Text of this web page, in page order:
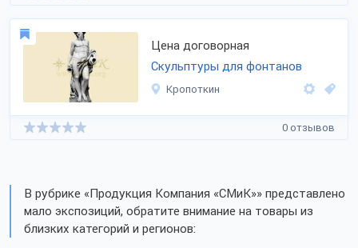
Цена договорная
Скульптуры для фонтанов
Кропоткин
0 отзывов
В рубрике «Продукция Компания «СМиК»» представлено
мало экспозиций, обратите внимание на товары из
близких категорий и регионов: